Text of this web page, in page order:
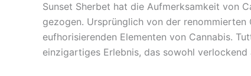
Sunset Sherbet hat die Aufmerksamkeit von
gezogen. Ursprünglich von der
eufhorisierenden Elementen von Cannabis.
einzigartiges Erlebnis, das sowohl